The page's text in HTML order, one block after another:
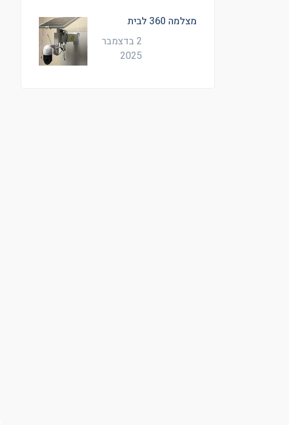
מצלמה 360 לבית
2 בדצמבר
2025